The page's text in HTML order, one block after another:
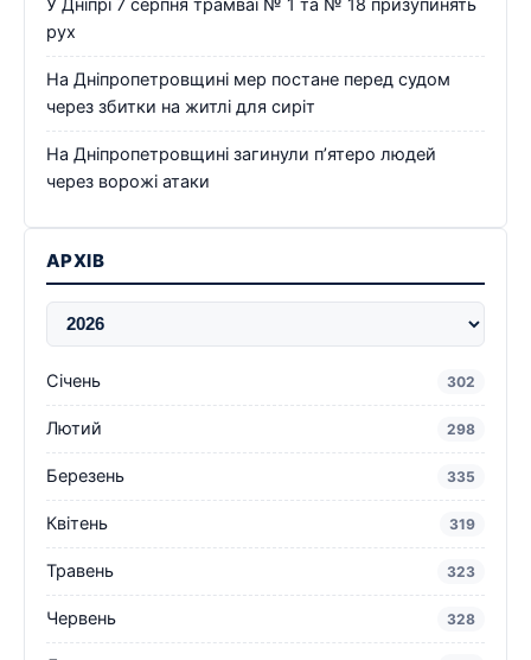
У Дніпрі 7 серпня трамваї № 1 та № 18 призупинять
рух
На Дніпропетровщині мер постане перед судом
через збитки на житлі для сиріт
На Дніпропетровщині загинули п’ятеро людей
через ворожі атаки
АРХІВ
Січень 302
Лютий 298
Березень 335
Квітень 319
Травень 323
Червень 328